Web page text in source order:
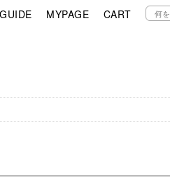
GUIDE MYPAGE CART